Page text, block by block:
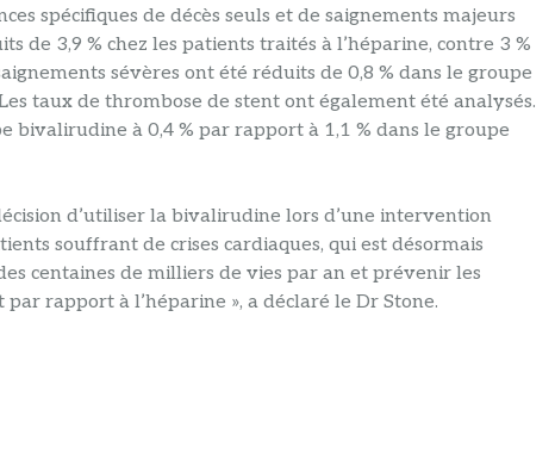
spécifiques de décès seuls et de saignements majeurs
de 3,9 % chez les patients traités à l’héparine, contre 3 %
sévères ont été réduits de 0,8 % dans le groupe
taux de thrombose de stent ont également été analysés.
bivalirudine à 0,4 % par rapport à 1,1 % dans le groupe
d’utiliser la bivalirudine lors d’une intervention
souffrant de crises cardiaques, qui est désormais
centaines de milliers de vies par an et prévenir les
rapport à l’héparine », a déclaré le Dr Stone.